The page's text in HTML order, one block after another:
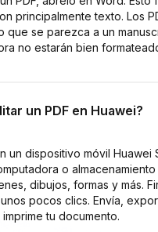
principalmente texto. Los
que se parezca a un
no estarán bien
un PDF en Huawei?
un dispositivo móvil Huawei
o
dibujos, formas y más.
pocos clics. Envía,
tu documento.